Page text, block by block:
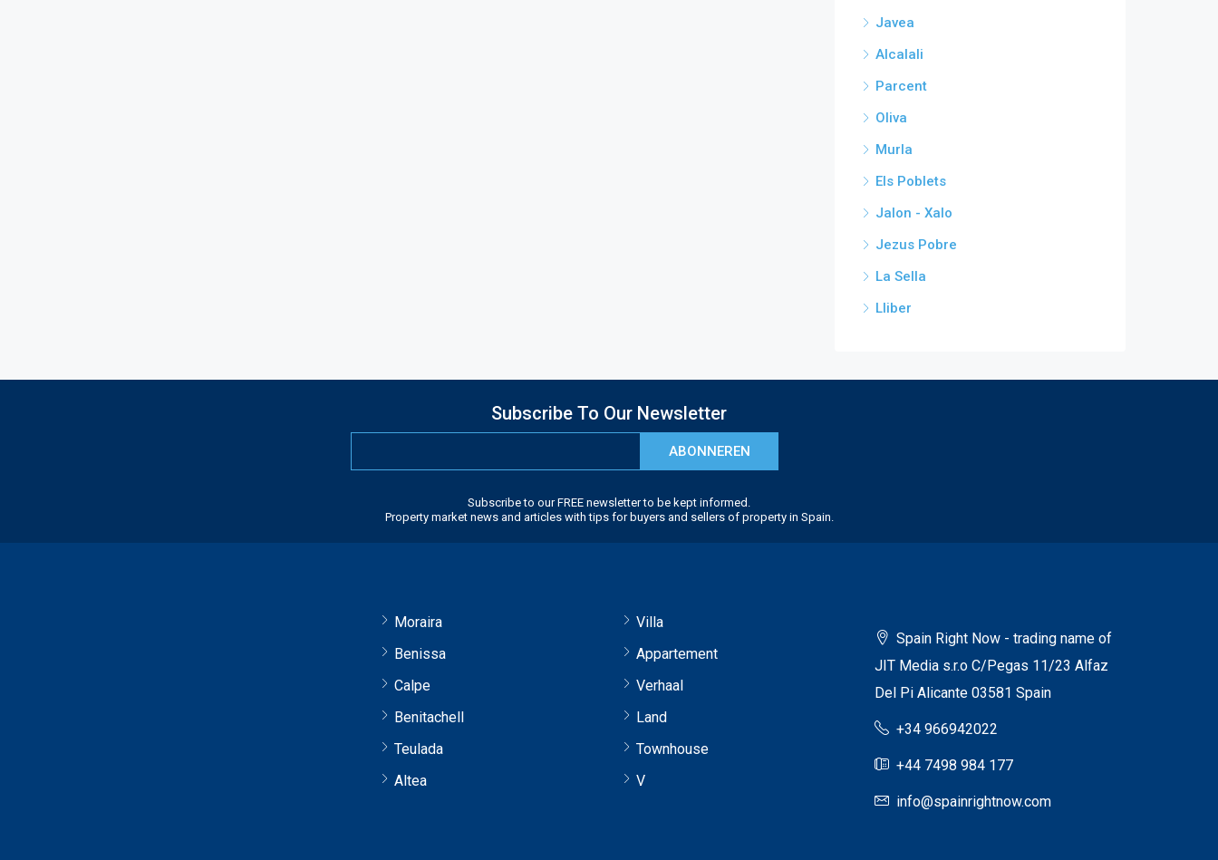
Javea
Alcalali
Parcent
Oliva
Murla
Els Poblets
Jalon - Xalo
Jezus Pobre
La Sella
Lliber
Subscribe To Our Newsletter
ABONNEREN
Subscribe to our FREE newsletter to be kept informed.
Property market news and articles with tips for buyers and sellers of property in Spain.
Moraira
Benissa
Calpe
Benitachell
Teulada
Altea
Villa
Appartement
Verhaal
Land
Townhouse
V
Spain Right Now - trading name of
JIT Media s.r.o C/Pegas 11/23 Alfaz
Del Pi Alicante 03581 Spain
+34 966942022
+44 7498 984 177
info@spainrightnow.com